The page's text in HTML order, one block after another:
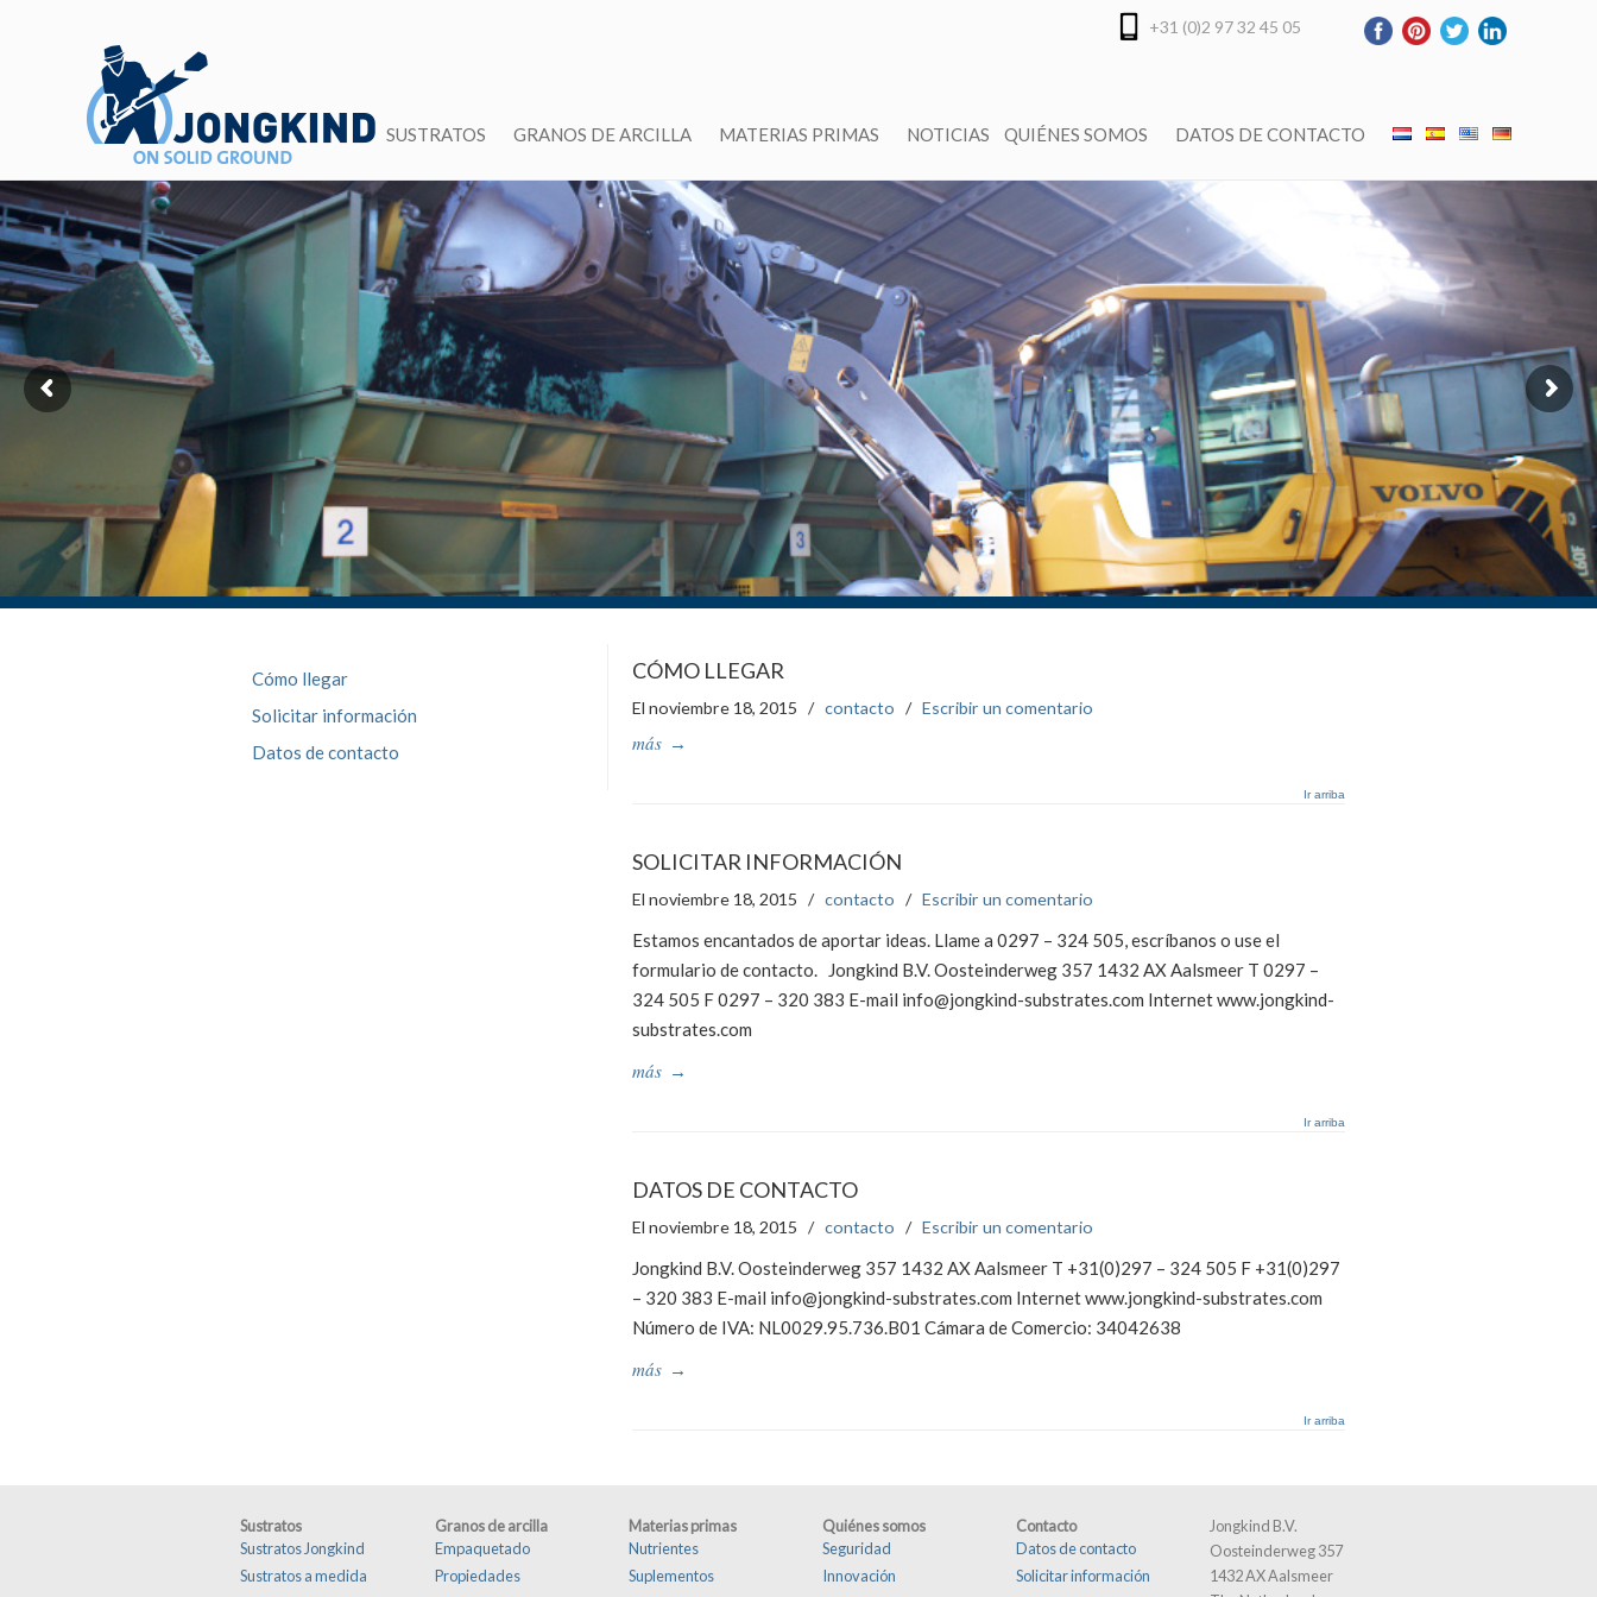
+31 (0)2 97 32 45 05
SUSTRATOS GRANOS DE ARCILLA MATERIAS PRIMAS NOTICIAS QUIÉNES SOMOS DATOS DE CONTACTO
CÓMO LLEGAR
El noviembre 18, 2015 / contacto / Escribir un comentario
más →
Ir arriba
SOLICITAR INFORMACIÓN
El noviembre 18, 2015 / contacto / Escribir un comentario
Estamos encantados de aportar ideas. Llame a 0297 – 324 505, escríbanos o use el
formulario de contacto. Jongkind B.V. Oosteinderweg 357 1432 AX Aalsmeer T 0297 –
324 505 F 0297 – 320 383 E-mail info@jongkind-substrates.com Internet www.jongkind-
substrates.com
más →
Ir arriba
DATOS DE CONTACTO
El noviembre 18, 2015 / contacto / Escribir un comentario
Jongkind B.V. Oosteinderweg 357 1432 AX Aalsmeer T +31(0)297 – 324 505 F +31(0)297
– 320 383 E-mail info@jongkind-substrates.com Internet www.jongkind-substrates.com
Número de IVA: NL0029.95.736.B01 Cámara de Comercio: 34042638
más →
Ir arriba
Cómo llegar
Solicitar información
Datos de contacto
Sustratos Granos de arcilla Materias primas Quiénes somos
Contacto
Sustratos Jongkind
Sustratos a medida
Empaquetado
Propiedades
Nutrientes
Suplementos
Seguridad
Innovación
Datos de contacto
Solicitar información
Jongkind B.V.
Oosteinderweg 357
1432 AX Aalsmeer